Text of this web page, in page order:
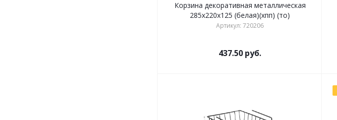
Корзина декоративная металлическая
285х220х125 (белая)(хпп) (то)
Артикул: 720206
437.50 руб.